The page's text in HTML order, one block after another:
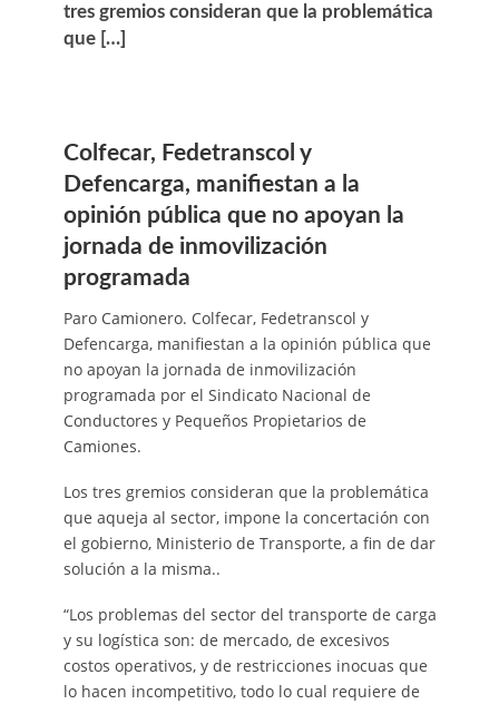
tres gremios consideran que la problemática
que […]
Colfecar, Fedetranscol y
Defencarga, manifiestan a la
opinión pública que no apoyan la
jornada de inmovilización
programada
Paro Camionero. Colfecar, Fedetranscol y
Defencarga, manifiestan a la opinión pública que
no apoyan la jornada de inmovilización
programada por el Sindicato Nacional de
Conductores y Pequeños Propietarios de
Camiones.
Los tres gremios consideran que la problemática
que aqueja al sector, impone la concertación con
el gobierno, Ministerio de Transporte, a fin de dar
solución a la misma..
“Los problemas del sector del transporte de carga
y su logística son: de mercado, de excesivos
costos operativos, y de restricciones inocuas que
lo hacen incompetitivo, todo lo cual requiere de